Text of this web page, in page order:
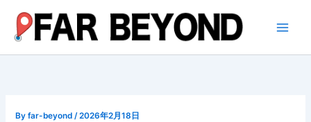
ス
Byfar-beyond/2026年2月18日